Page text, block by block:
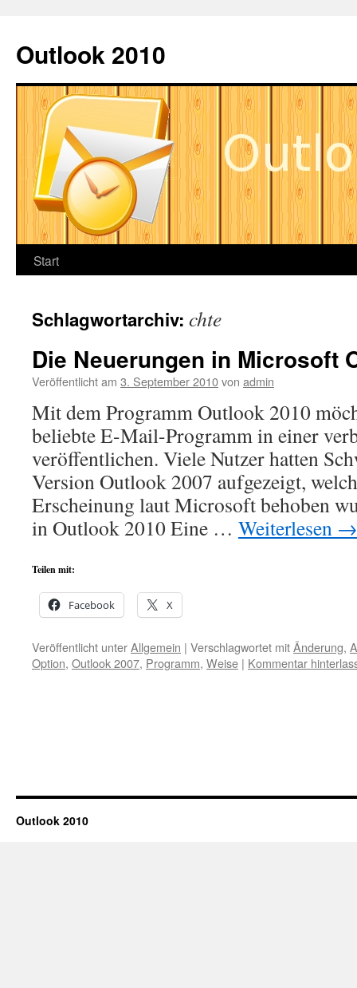
springen
Outlook 2010
Start
Schlagwortarchiv: chte
Die Neuerungen in Microsoft
Veröffentlicht am 3. September 2010von admin
Mit dem Programm Outlook 2010
beliebte E-Mail-Programm in einer
veröffentlichen. Viele Nutzer hatten
Version Outlook 2007 aufgezeigt,
Erscheinung laut Microsoft behoben
in Outlook 2010 Eine … Weiterlesen →
Teilen mit:
Facebook X
Veröffentlicht unterAllgemein | Verschlagwortet mitÄnderung,
Option, Outlook 2007, Programm, Weise | Kommentar
Outlook 2010